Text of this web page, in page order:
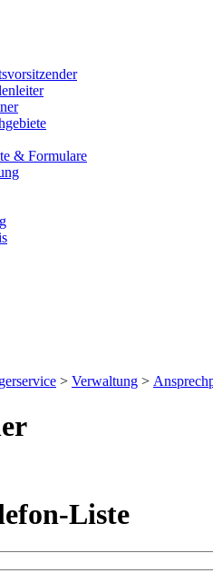
& Formulare
> Verwaltung >
Liste